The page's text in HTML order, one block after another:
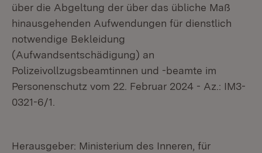
über die Abgeltung der über das übliche Maß
hinausgehenden Aufwendungen für dienstlich
notwendige Bekleidung
(Aufwandsentschädigung) an
Polizeivollzugsbeamtinnen und -beamte im
Personenschutz vom 22. Februar 2024 - Az.: IM3-
0321-6/1.
Herausgeber: Ministerium des Inneren, für